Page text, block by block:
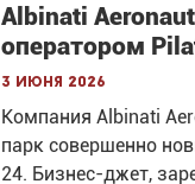
Albinati
оператором
3 июня 2026
Компания Albinati
парк совершенно
24. Бизнес-джет,